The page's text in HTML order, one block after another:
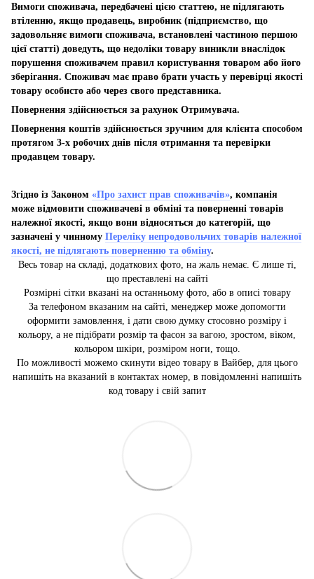
Вимоги споживача, передбачені цією статтею, не підлягають
втіленню, якщо продавець, виробник (підприємство, що
задовольняє вимоги споживача, встановлені частиною першою
цієї статті) доведуть, що недоліки товару виникли внаслідок
порушення споживачем правил користування товаром або його
зберігання. Споживач має право брати участь у перевірці якості
товару особисто або через свого представника.
Повернення здійснюється за рахунок Отримувача.
Повернення коштів здійснюється зручним для клієнта способом
протягом 3-х робочих днів після отримання та перевірки
продавцем товару.
Згідно із Законом «Про захист прав споживачів», компанія
може відмовити споживачеві в обміні та поверненні товарів
належної якості, якщо вони відносяться до категорій, що
зазначені у чинному Переліку непродовольчих товарів належної
якості, не підлягають поверненню та обміну.
Весь товар на складі, додаткових фото, на жаль немає. Є лише ті,
що преставлені на сайті
Розмірні сітки вказані на останньому фото, або в описі товару
За телефоном вказаним на сайті, менеджер може допомогти
оформити замовлення, і дати свою думку стосовно розміру і
кольору, а не підібрати розмір та фасон за вагою, зростом, віком,
кольором шкіри, розміром ноги, тощо.
По можливості можемо скинути відео товару в Вайбер, для цього
напишіть на вказаний в контактах номер, в повідомленні напишіть
код товару і свій запит